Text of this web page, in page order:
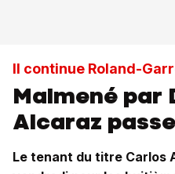
Il continue Roland-
Malmené par
Alcaraz
Le tenant du titre Carlos